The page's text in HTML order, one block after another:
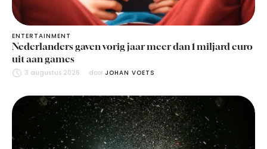
ENTERTAINMENT
Nederlanders gaven vorig jaar meer dan 1 miljard euro
uit aan games
3 augustus 2026 door JOHAN VOETS